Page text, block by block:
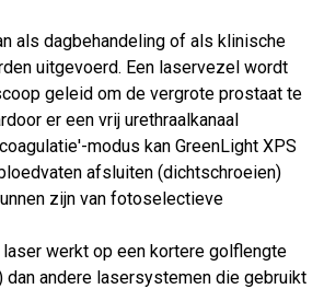
als dagbehandeling of als klinische
uitgevoerd. Een laservezel wordt
geleid om de vergrote prostaat te
er een vrij urethraalkanaal
modus kan GreenLight XPS
afsluiten (dichtschroeien)
zijn van fotoselectieve
laser werkt op een kortere golflengte
dan andere lasersystemen die gebruikt